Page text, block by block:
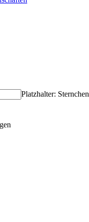
Platzhalter: